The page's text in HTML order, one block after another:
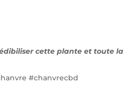
cette plante et toute la
#chanvrecbd